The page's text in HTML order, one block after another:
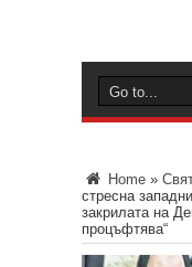
Home »
стресна
закрилата на
процъфтява“